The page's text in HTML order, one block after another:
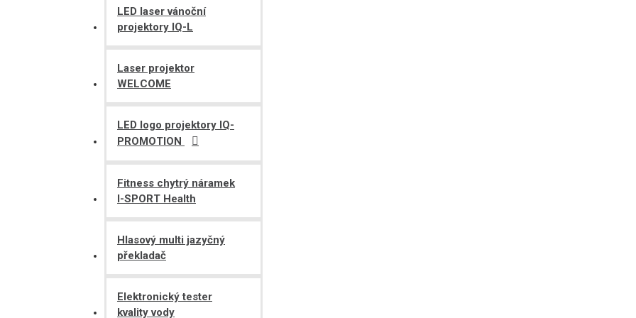
LED laser vánoční
projektory IQ-L
Laser projektor
WELCOME
LED logo projektory IQ-
PROMOTION
Fitness chytrý náramek
I-SPORT Health
Hlasový multi jazyčný
překladač
Elektronický tester
kvality vody